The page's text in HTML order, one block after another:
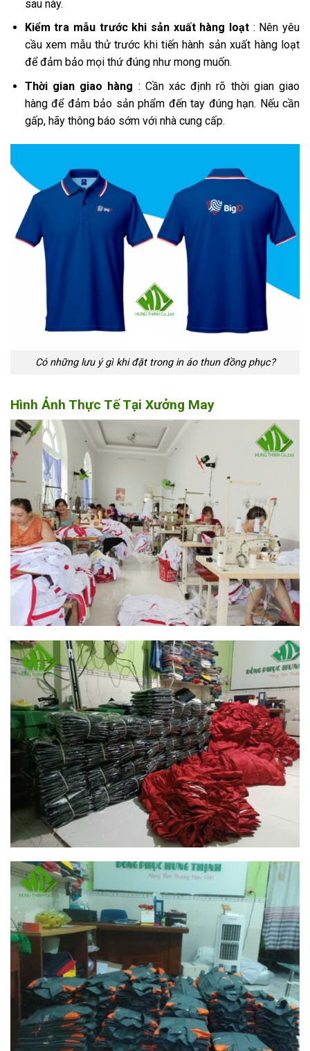
sau này.
Kiểm tra mẫu trước khi sản xuất hàng loạt : Nên yêu
cầu xem mẫu thử trước khi tiến hành sản xuất hàng loạt
để đảm bảo mọi thứ đúng như mong muốn.
Thời gian giao hàng : Cần xác định rõ thời gian giao
hàng để đảm bảo sản phẩm đến tay đúng hạn. Nếu cần
gấp, hãy thông báo sớm với nhà cung cấp.
Có những lưu ý gì khi đặt trong in áo thun đồng phục?
Hình Ảnh Thực Tế Tại Xưởng May